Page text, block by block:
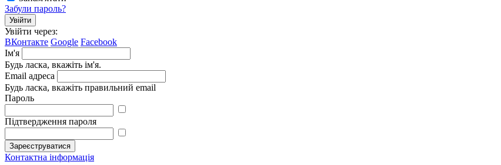
Забули пароль?
Увійти
Увійти через:
ВКонтакте Google Facebook
Ім'я
Будь ласка, вкажіть ім'я.
Email адреса
Будь ласка, вкажіть правильний email
Пароль
Підтвердження пароля
Зареєструватися
Контактна інформація